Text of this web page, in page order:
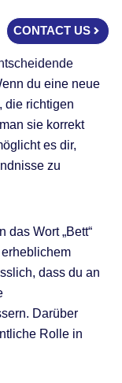
CONTACT US
du eine neue
die richtigen
sie korrekt
es dir,
zu
Wort „Bett“
erheblichem
dass du an
Darüber
Rolle in